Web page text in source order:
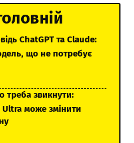
ChatGPT та Claude:
що не потребує
треба звикнути:
Ultra може змінити